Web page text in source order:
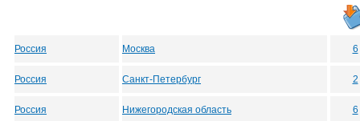
Россия Москва 6
Россия Санкт-Петербург 2
Россия Нижегородская область 6